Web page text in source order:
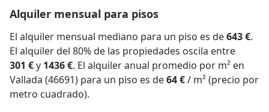
Alquiler mensual para pisos
El alquiler mensual mediano para un piso es de643 €.
El alquiler del 80% de las propiedades oscila entre
301 €y 1436 €. El alquiler anual promedio por m² en
Vallada (46691) para un piso es de64 €/ m² (precio por
metro cuadrado).